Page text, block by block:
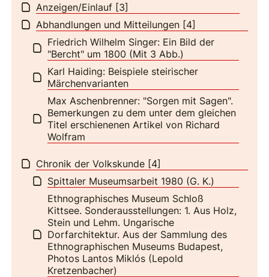
Anzeigen/Einlauf [3]
Abhandlungen und Mitteilungen [4]
Friedrich Wilhelm Singer: Ein Bild der
"Bercht" um 1800 (Mit 3 Abb.)
Karl Haiding: Beispiele steirischer
Märchenvarianten
Max Aschenbrenner: "Sorgen mit Sagen".
Bemerkungen zu dem unter dem gleichen
Titel erschienenen Artikel von Richard
Wolfram
Chronik der Volkskunde [4]
Spittaler Museumsarbeit 1980 (G. K.)
Ethnographisches Museum Schloß
Kittsee. Sonderausstellungen: 1. Aus Holz,
Stein und Lehm. Ungarische
Dorfarchitektur. Aus der Sammlung des
Ethnographischen Museums Budapest,
Photos Lantos Miklós (Lepold
Kretzenbacher)